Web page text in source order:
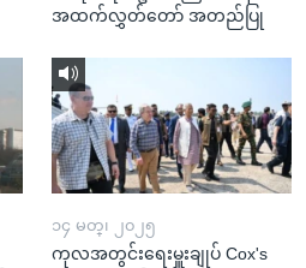
အထက်လွှတ်တော် အတည်ပြု
၁၄ မတ္၊ ၂၀၂၅
ကုလအတွင်းရေးမှူးချုပ် Cox's